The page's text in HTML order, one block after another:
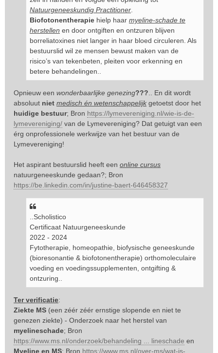
Natuurgeneeskundig Practitioner
Biofotonentherapie hielp haar myeline-schade te
herstellen en door ontgiften en ontzuren blijven
borreliatoxines niet langer in haar bloed circuleren. Als
bestuurslid wil ze mensen bewust maken van de
risico’s van tekenbeten, pleiten voor erkenning en
betere behandelingen..
Opnieuw een wonderbaarlijke genezing??? .. En dit wordt
absoluut niet medisch én wetenschappelijk getoetst door het
huidige bestuur; Bron https://lymevereniging.nl/wie-is-de-
lymevereniging/ van de Lymevereniging? Dat getuigt van een
érg onprofessionele werkwijze van het bestuur van de
Lymevereniging!
Het aspirant bestuurslid heeft een online cursus
natuurgeneeskunde gedaan?; Bron
https://be.linkedin.com/in/justine-baert-646458327
..Scholistico
Certificaat Natuurgeneeskunde
2022 - 2024
Fytotherapie, homeopathie, biofysische geneeskunde
(bioresonantie & biofotonentherapie) orthomoleculaire
voeding en voedingssupplementen, ontgifting &
ontzuring..
Ter verificatie:
Ziekte MS (een zéér zéér ernstige slopende en niet te
genezen ziekte) - Onderzoek naar het herstel van
myelineschade; Bron
https://www.ms.nl/onderzoek/behandeling ... lineschade en
Myeline en MS; Bron https://www.ms.nl/over-ms/wat-is-